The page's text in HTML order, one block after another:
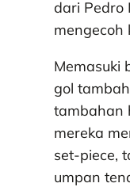
dari Pedro
mengecoh
Memasuki
gol
tambahan
mereka
set-piece,
umpan